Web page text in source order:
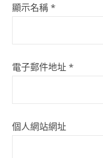
顯示名稱 *
電子郵件地址 *
個人網站網址